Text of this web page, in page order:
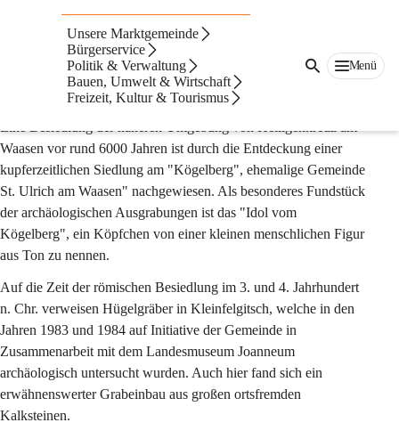
Unsere Marktgemeinde
Bürgerservice
Politik & Verwaltung
Bauen, Umwelt & Wirtschaft
Freizeit, Kultur & Tourismus
Menü
Geschichte
Chronik (in Kurzfassung)
Gründung, erste urkundliche Nennung und Kurzgeschichte der
Waasen vor rund 6000 Jahren ist durch die Entdeckung einer
kupferzeitlichen Siedlung am "Kögelberg", ehemalige Gemeinde
St. Ulrich am Waasen" nachgewiesen. Als besonderes Fundstück
der archäologischen Ausgrabungen ist das "Idol vom
Kögelberg", ein Köpfchen von einer kleinen menschlichen Figur
aus Ton zu nennen.
Auf die Zeit der römischen Besiedlung im 3. und 4. Jahrhundert
n. Chr. verweisen Hügelgräber in Kleinfelgitsch, welche in den
Jahren 1983 und 1984 auf Initiative der Gemeinde in
Zusammenarbeit mit dem Landesmuseum Joanneum
archäologisch untersucht wurden. Auch hier fand sich ein
erwähnenswerter Grabeinbau aus großen ortsfremden
Kalksteinen.